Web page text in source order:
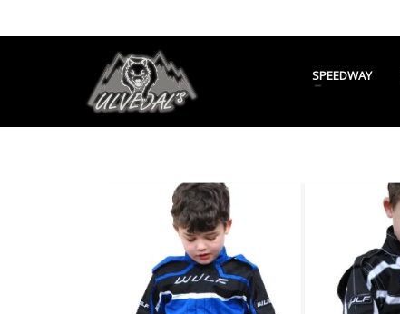
SPEEDWAY